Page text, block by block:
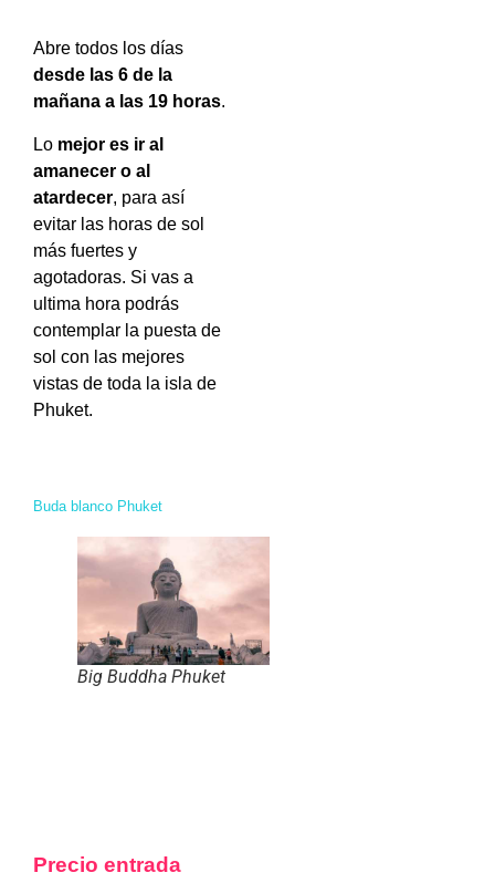
Abre todos los días
desde las 6 de la
mañana a las 19 horas.
Lo mejor es ir al
amanecer o al
atardecer, para así
evitar las horas de sol
más fuertes y
agotadoras. Si vas a
ultima hora podrás
contemplar la puesta de
sol con las mejores
vistas de toda la isla de
Phuket.
Buda blanco Phuket
Big Buddha Phuket
Precio entrada